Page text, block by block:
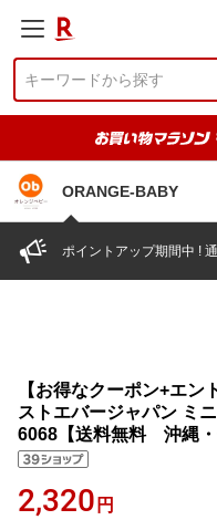
ORANGE-BABY
ポイントアップ期間中 !
【お得なクーポン+エ
ストエバージャパン
6068【送料無料 沖縄
2,320 円